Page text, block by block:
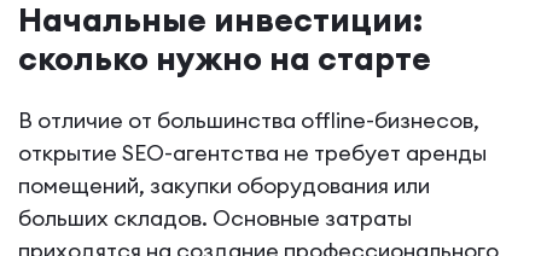
Начальные инвестиции:
сколько нужно на старте
В отличие от большинства offline-бизнесов,
открытие SEO-агентства не требует аренды
помещений, закупки оборудования или
больших складов. Основные затраты